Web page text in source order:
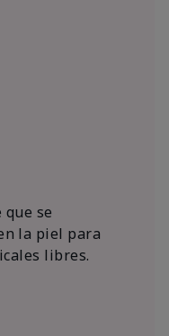
se
la piel para
libres.